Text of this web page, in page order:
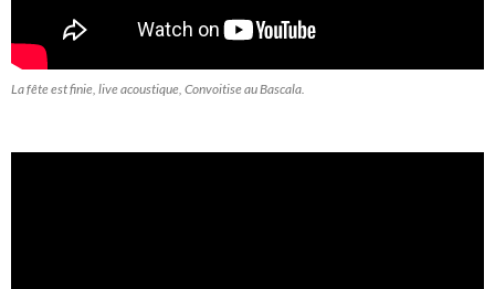
La fête est finie, live acoustique, Convoitise au Bascala.